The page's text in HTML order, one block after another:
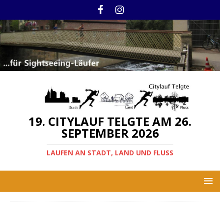
19. CITYLAUF TELGTE AM 26.
SEPTEMBER 2026
LAUFEN AN STADT, LAND UND FLUSS